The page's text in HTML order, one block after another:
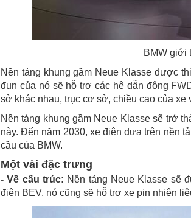
BMW giới
Nền tảng khung gầm Neue Klasse được
đun của nó sẽ hỗ trợ các hệ dẫn động
sở khác nhau, trục cơ sở, chiều cao của
Nền tảng khung gầm Neue Klasse sẽ trở
này. Đến năm 2030, xe điện dựa trên nền
cầu của BMW.
Một vài đặc trưng
- Về cấu trúc: Nền tảng Neue Klasse sẽ
điện BEV, nó cũng sẽ hỗ trợ xe pin nhiên